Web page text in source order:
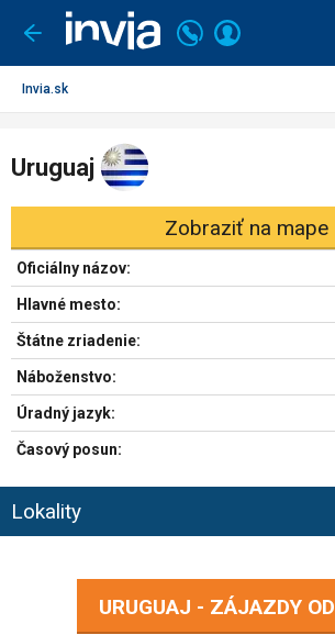
Ísť
späť
Volajte
+421
2
Prihlásiť
Invia.sk
Uruguaj
Zobraziť na mape
Oficiálny názov:
Hlavné mesto:
Štátne zriadenie:
Náboženstvo:
Úradný jazyk:
Časový posun:
Lokality
URUGUAJ - ZÁJAZDY OD